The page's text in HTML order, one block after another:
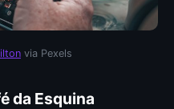
via Pexels
da Esquina